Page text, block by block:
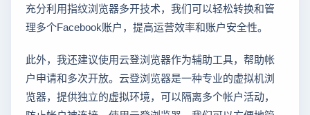
充分利用指纹浏览器多开技术，我们可以轻松转换和管
理多个Facebook账户，提高运营效率和账户安全性。
此外，我还建议使用云登浏览器作为辅助工具，帮助帐
户申请和多次开放。云登浏览器是一种专业的虚拟机浏
览器，提供独立的虚拟环境，可以隔离多个帐户活动，